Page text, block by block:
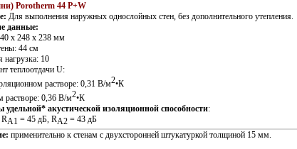
Porotherm 44 P+W
Для выполнения наружных однослойных стен, без дополнительного утепления.
данные:
х 248 х 238 мм
44 см
нагрузка: 10
теплоотдачи U:
растворе: 0,31 В/м2•К
растворе: 0,36 В/м2•К
удельной* акустической изоляционной способности:
A1 = 45 дБ, RA2 = 43 дБ
применительно к стенам с двухсторонней штукатуркой толщиной 15 мм.